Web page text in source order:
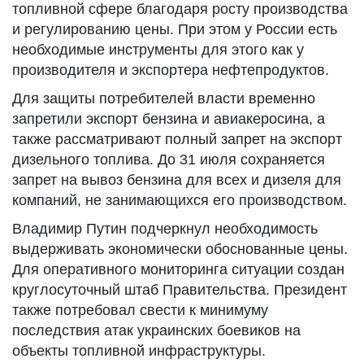
топливной сфере благодаря росту производства
и регулированию цены. При этом у России есть
необходимые инструменты для этого как у
производителя и экспортера нефтепродуктов.
Для защиты потребителей власти временно
запретили экспорт бензина и авиакеросина, а
также рассматривают полный запрет на экспорт
дизельного топлива. До 31 июля сохраняется
запрет на вывоз бензина для всех и дизеля для
компаний, не занимающихся его производством.
Владимир Путин подчеркнул необходимость
выдерживать экономически обоснованные цены.
Для оперативного мониторинга ситуации создан
круглосуточный штаб Правительства. Президент
также потребовал свести к минимуму
последствия атак украинских боевиков на
объекты топливной инфраструктуры.